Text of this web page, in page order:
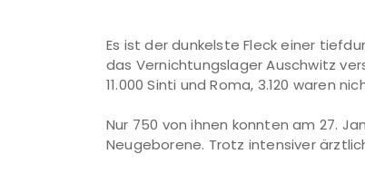
Es ist der dunkelste Fleck einer
das Vernichtungslager Auschwitz
11.000 Sinti und Roma, 3.120 waren
Nur 750 von ihnen konnten am 27.
Neugeborene. Trotz intensiver